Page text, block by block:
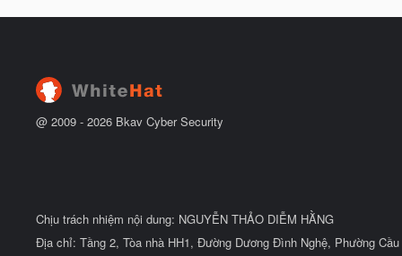
@ 2009 - 2026 Bkav Cyber Security
Chịu trách nhiệm nội dung: NGUYỄN THẢO DIỄM HẰNG
Địa chỉ: Tầng 2, Tòa nhà HH1, Đường Dương Đình Nghệ, Phường